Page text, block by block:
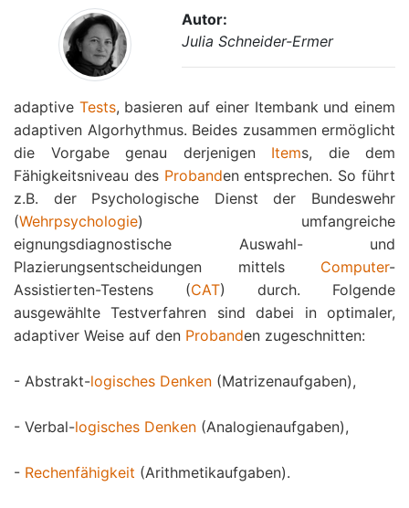
Autor:
Julia Schneider-Ermer
adaptive Tests, basieren auf einer Itembank und einem
adaptiven Algorhythmus. Beides zusammen ermöglicht
die Vorgabe genau derjenigen Items, die dem
Fähigkeitsniveau des Probanden entsprechen. So führt
z.B. der Psychologische Dienst der Bundeswehr
(Wehrpsychologie) umfangreiche
eignungsdiagnostische Auswahl- und
Plazierungsentscheidungen mittels Computer-
Assistierten-Testens (CAT) durch. Folgende
ausgewählte Testverfahren sind dabei in optimaler,
adaptiver Weise auf den Probanden zugeschnitten:
- Abstrakt-logisches Denken (Matrizenaufgaben),
- Verbal-logisches Denken (Analogienaufgaben),
- Rechenfähigkeit (Arithmetikaufgaben).